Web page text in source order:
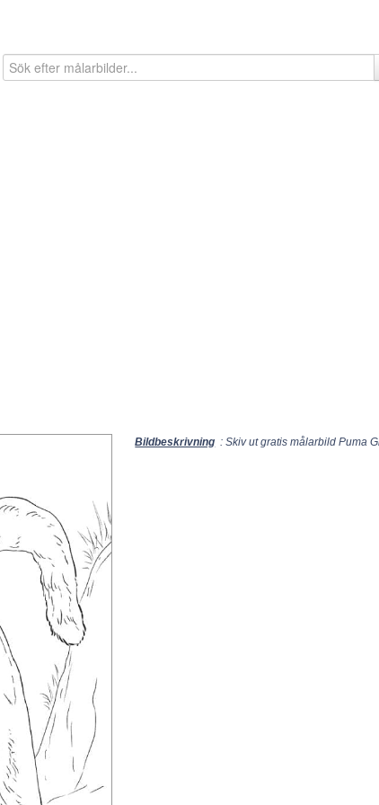
Bildbeskrivning : Skiv ut gratis målarbild Puma